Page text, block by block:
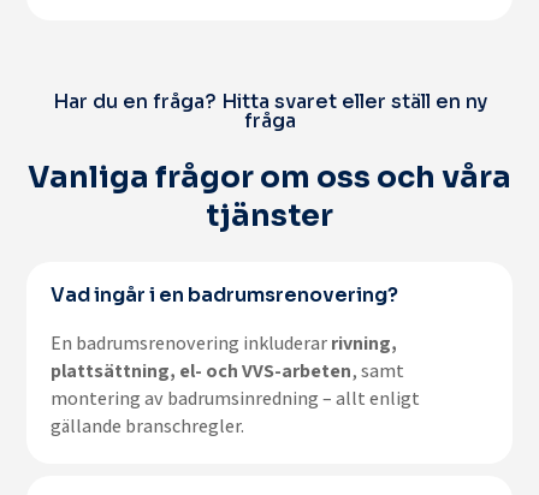
Har du en fråga? Hitta svaret eller ställ en ny
fråga
Vanliga frågor om oss och våra
tjänster
Vad ingår i en badrumsrenovering?
En badrumsrenovering inkluderarrivning,
plattsättning, el- och VVS-arbeten, samt
montering av badrumsinredning – allt enligt
gällande branschregler.